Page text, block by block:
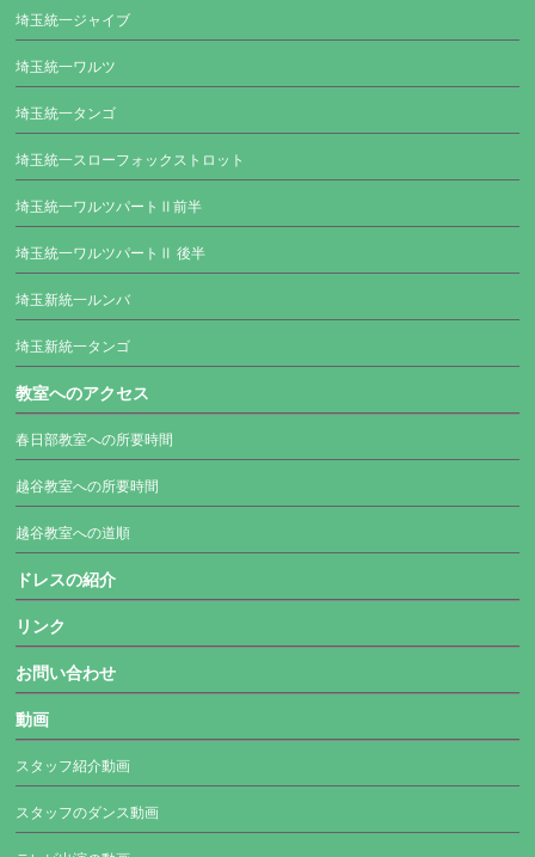
埼玉統一ジャイブ
埼玉統一ワルツ
埼玉統一タンゴ
埼玉統一スローフォックストロット
埼玉統一ワルツパートⅡ前半
埼玉統一ワルツパートⅡ 後半
埼玉新統一ルンバ
埼玉新統一タンゴ
教室へのアクセス
春日部教室への所要時間
越谷教室への所要時間
越谷教室への道順
ドレスの紹介
リンク
お問い合わせ
動画
スタッフ紹介動画
スタッフのダンス動画